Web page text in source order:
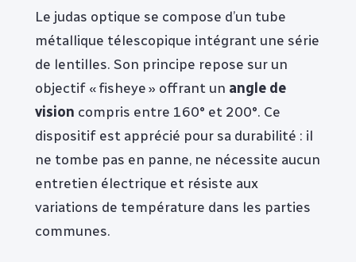
Le judas optique se compose d’un tube
métallique télescopique intégrant une série
de lentilles. Son principe repose sur un
objectif « fisheye » offrant un angle de
vision compris entre 160° et 200°. Ce
dispositif est apprécié pour sa durabilité : il
ne tombe pas en panne, ne nécessite aucun
entretien électrique et résiste aux
variations de température dans les parties
communes.